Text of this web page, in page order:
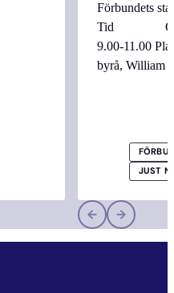
Förbundets
Tid
9.00-11.00
byrå, William
JUST